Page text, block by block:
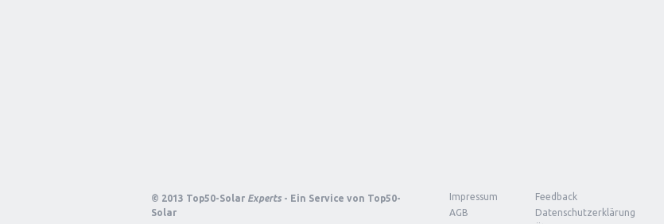
© 2013 Top50-Solar Experts - Ein Service von Top50-
Solar
Impressum
Feedback
AGB
Datenschutzerklärung